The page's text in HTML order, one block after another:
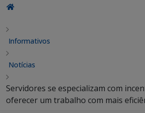
Informativos
Notícias
Servidores se especializam com
oferecer um trabalho com mais